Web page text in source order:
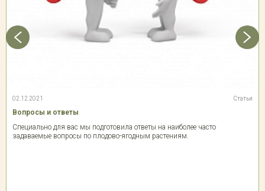
02.12.2021 Статьи
Вопросы и ответы
Специально для вас мы подготовила ответы на наиболее часто
задаваемые вопросы по плодово-ягодным растениям.